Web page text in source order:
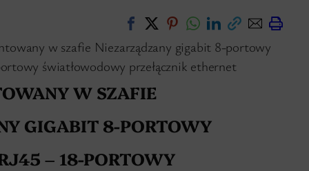
w szafie Niezarządzany gigabit 8-portowy
światłowodowy przełącznik ethernet
W SZAFIE
GIGABIT 8-PORTOWY
– 18-PORTOWY